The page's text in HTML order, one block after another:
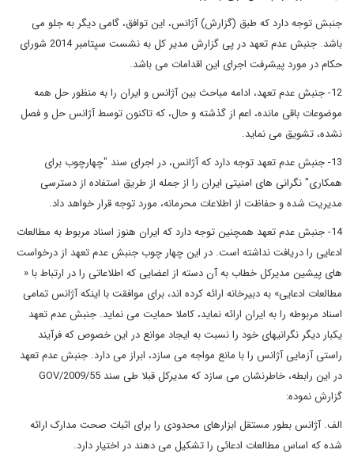
جنبش توجه دارد که طبق (گزارش) آژانس، این توافق، گامی دیگر به جلو می
باشد. جنبش عدم تعهد در پی گزارش مدیر کل به نشست سپتامبر 2014 شورای
حکام در مورد پیشرفت اجرای این اقدامات می باشد.
12- جنبش عدم تعهد، ادامه مباحث بین آژانس و ایران را به منظور حل همه
موضوعات باقی مانده، اعم از گذشته و حال، که تاکنون توسط آژانس حل و فصل
نشده، تشویق می نماید.
13- جنبش عدم تعهد توجه دارد که آژانس، در اجرای سند "چهارچوب برای
همکاری" نگرانی های امنیتی ایران را از جمله از طریق استفاده از دسترسی
مدیریت شده و حفاظت از اطلاعات محرمانه، مورد توجه قرار خواهد داد.
14- جنبش عدم تعهد همچنین توجه دارد که ایران هنوز اسناد مربوط به مطالعات
ادعایی را دریافت نداشته است. در این چهار چوب جنبش عدم تعهد از درخواست
های پیشین مدیرکل خطاب به آن دسته از اعضایی که اطلاعاتی را در ارتباط با «
مطالعات ادعایی» به دبیرخانه ارائه کرده اند، برای موافقت با اینکه آژانس تمامی
اسناد مربوطه را به ایران ارائه نماید، کاملا حمایت می نماید. جنبش عدم تعهد
یکبار دیگر نگرانیهای خود را نسبت به ایجاد موانع در این خصوص که فرآیند
راستی آزمایی آژانس را با مانع مواجه می سازد، ابراز می دارد. جنبش عدم تعهد
در این رابطه، خاطرنشان می سازد که مدیرکل قبلا طی سند GOV/2009/55
گزارش نموده:
الف. آژانس بطور مستقل ابزارهای محدودی را برای اثبات صحت مدارک ارائه
شده که اساس مطالعات ادعائی را تشکیل می دهند در اختیار دارد.